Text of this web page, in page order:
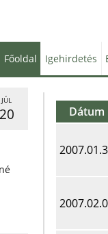
Főoldal Igehirdetés
JÚL
20 Dátum